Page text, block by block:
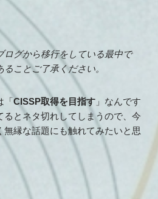
ログから移行をしている最中で
ことご了承ください。
「CISSP取得を目指す 」なんです
るとネタ切れしてしまうので、今
無縁な話題にも触れてみたいと思